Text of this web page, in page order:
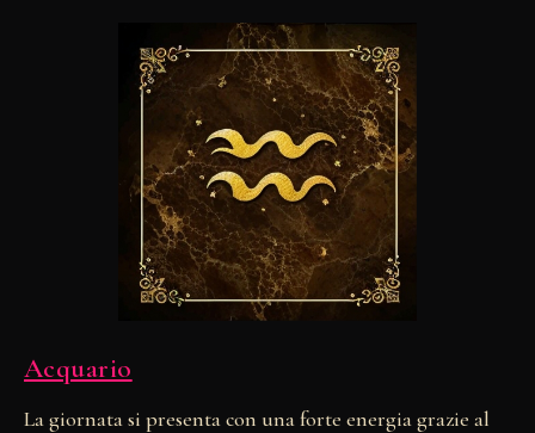
Acquario
La giornata si presenta con una forte energia grazie al